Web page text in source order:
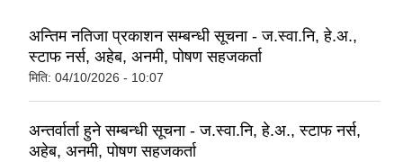
अन्तिम नतिजा प्रकाशन सम्बन्धी सूचना - ज.स्वा.नि, हे.अ.,
स्टाफ नर्स, अहेब, अनमी, पोषण सहजकर्ता
मिति: 04/10/2026 - 10:07
अन्तर्वार्ता हुने सम्बन्धी सूचना - ज.स्वा.नि, हे.अ., स्टाफ नर्स,
अहेब, अनमी, पोषण सहजकर्ता